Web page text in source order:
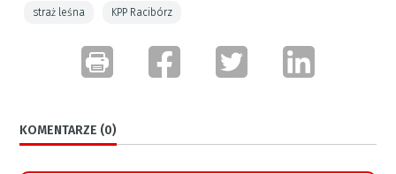
straż leśna KPP Racibórz
KOMENTARZE (0)